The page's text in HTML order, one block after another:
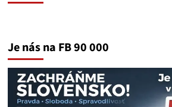
Je nás na FB 90 000